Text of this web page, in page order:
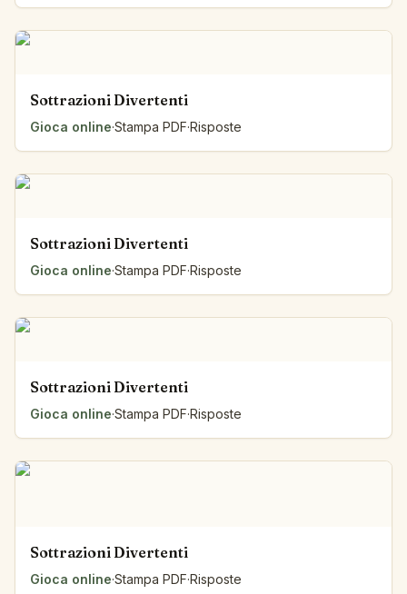
Sottrazioni Divertenti
Gioca online·Stampa PDF·Risposte
Sottrazioni Divertenti
Gioca online·Stampa PDF·Risposte
Sottrazioni Divertenti
Gioca online·Stampa PDF·Risposte
Sottrazioni Divertenti
Gioca online·Stampa PDF·Risposte